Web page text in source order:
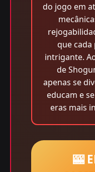
do jogo em
que cada
intrigante.
de
apenas se
educam e
eras mais
🎰